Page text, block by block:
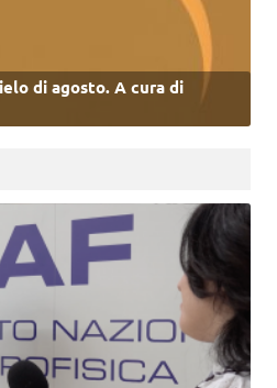
di agosto. A cura di